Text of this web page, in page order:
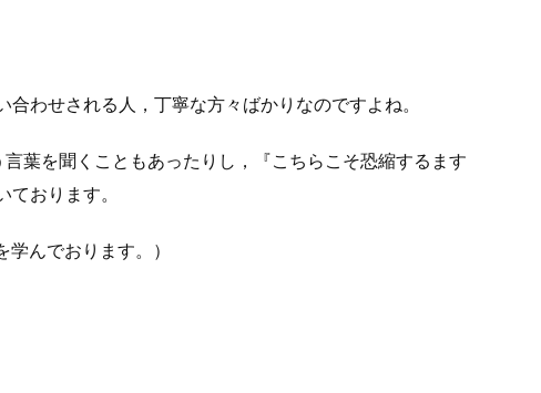
わせされる人，丁寧な方々ばかりなのですよね。
葉を聞くこともあったりし，『こちらこそ恐縮するます
ております。
んでおります。）